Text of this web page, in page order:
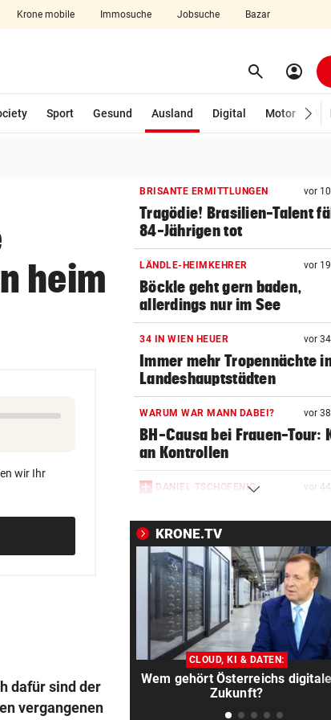
Krone mobile Immosuche Jobsuche Bazar
search Suchen
account_circle
Sport Gesund Ausland
Digital
Motor
heim
wir Ihr
dafür sind der
vergangenen
BRISANTE ERMITTLUNGEN vor
Tragödie! Brasilien-Talent
84-Jährigen tot
LÄNDLE-HEIMKEHRER vor
Böckle geht gern baden,
allerdings nur im See
34 IN WIEN HEUER vor
Immer mehr Tropennächte
Landeshauptstädten
WARUM WAR MANN DABEI? vor
BH-Causa bei Frauen-Tour:
an Kontrollen
DANIEL TSCHOFENIG vor
verletzungsfrei!“
AUF DER BRENNERSTRECKE vor 44
Paar wurde mit Pkw von der
Autobahn geschleudert
FRAUEN & ZUSAMMENHALT? vor
„Männliche Kollegen sind
nicht das Problem“
KRONE.TV
CLOUD, KI & DATEN:
Wem gehört Österreichs digitale
Zukunft?